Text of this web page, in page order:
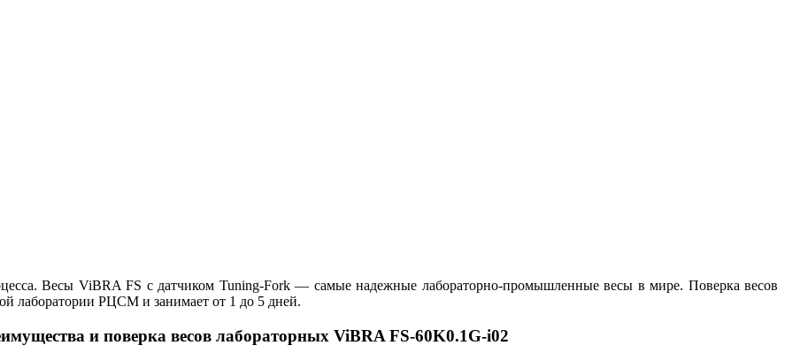
Весы ViBRA FS с датчиком Tuning-Fork — самые надежные лабораторно-промышленные весы в мире. Поверка весов
лаборатории РЦСМ и занимает от 1 до 5 дней.
и поверка весов лабораторных ViBRA FS-60K0.1G-i02